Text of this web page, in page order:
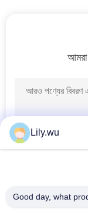
Lily.wu
Good day, what